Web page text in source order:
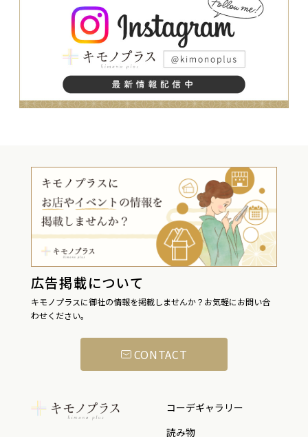
広告掲載について
キモノプラスに御社の情報を掲載しませんか？お気軽にお問い合
わせください。
CONTACT
コーデギャラリー
読み物